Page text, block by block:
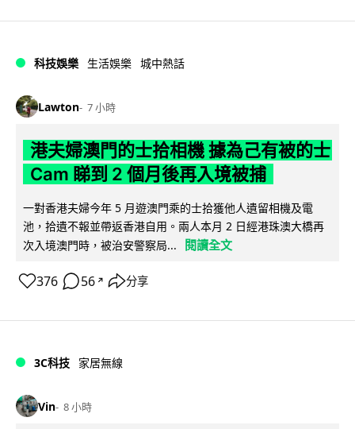
科技娛樂 生活娛樂 城中熱話
Lawton 7 小時
港夫婦澳門的士拾相機 據為己有被的士
Cam 睇到 2 個月後再入境被捕
一對香港夫婦今年 5 月遊澳門乘的士拾獲他人遺留相機及電
池，拾遺不報並帶返香港自用。兩人本月 2 日經港珠澳大橋再
次入境澳門時，被治安警察局...
閱讀全文
376 56 ↗ 分享
3C科技 家居無線
Vin 8 小時